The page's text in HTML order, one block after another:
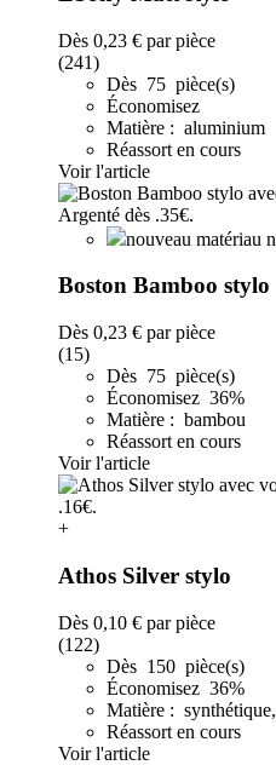
Dès 0,23 € par pièce
(241)
Dès 75 pièce(s)
Économisez
Matière : aluminium
Réassort en cours
Voir l'article
nouveau matériau
Boston Bamboo stylo
Dès 0,23 € par pièce
(15)
Dès 75 pièce(s)
Économisez 36%
Matière : bambou
Réassort en cours
Voir l'article
+
Athos Silver stylo
Dès 0,10 € par pièce
(122)
Dès 150 pièce(s)
Économisez 36%
Matière :
Réassort en cours
Voir l'article